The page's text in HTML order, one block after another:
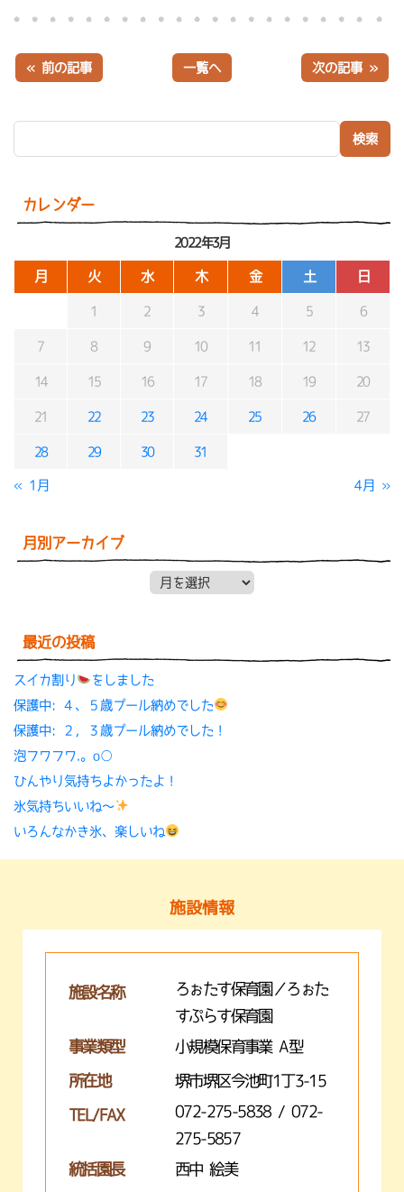
カレンダー
2022年3月
月 火 水 木 金 土 日
1 2 3 4 5 6
7 8 9 10 11 12 13
14 15 16 17 18 19 20
21 22 23 24 25 26 27
28 29 30 31
« 1月 4月 »
月別アーカイブ
最近の投稿
スイカ割り
をしました
保護中: ４、５歳プール納めでした
保護中: ２，３歳プール納めでした！
泡フワフワ.。o○
ひんやり気持ちよかったよ！
氷気持ちいいね〜
いろんなかき氷、楽しいね
« 前の記事 一覧へ 次の記事 »
施設情報
施設名称
ろぉたす保育園／ろぉた
すぷらす保育園
事業類型
小規模保育事業 A型
所在地 堺市堺区今池町1丁3-15
TEL/FAX
072-275-5838 / 072-
275-5857
統括園長
西中 絵美